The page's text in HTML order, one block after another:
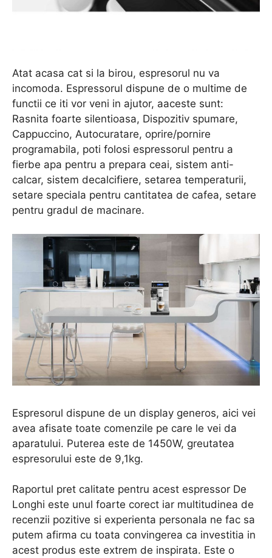
Atat acasa cat si la birou, espresorul nu va
incomoda. Espressorul dispune de o multime de
functii ce iti vor veni in ajutor, aaceste sunt:
Rasnita foarte silentioasa, Dispozitiv spumare,
Cappuccino, Autocuratare, oprire/pornire
programabila, poti folosi espressorul pentru a
fierbe apa pentru a prepara ceai, sistem anti-
calcar, sistem decalcifiere, setarea temperaturii,
setare speciala pentru cantitatea de cafea, setare
pentru gradul de macinare.
Espresorul dispune de un display generos, aici vei
avea afisate toate comenzile pe care le vei da
aparatului. Puterea este de 1450W, greutatea
espresorului este de 9,1kg.
Raportul pret calitate pentru acest espressor De
Longhi este unul foarte corect iar multitudinea de
recenzii pozitive si experienta personala ne fac sa
putem afirma cu toata convingerea ca investitia in
acest produs este extrem de inspirata. Este o